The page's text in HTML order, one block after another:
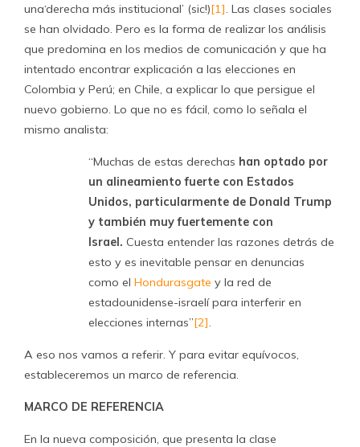
una‘derecha más institucional’ (sic!)[1]. Las clases sociales
se han olvidado. Pero es la forma de realizar los análisis
que predomina en los medios de comunicación y que ha
intentado encontrar explicación a las elecciones en
Colombia y Perú; en Chile, a explicar lo que persigue el
nuevo gobierno. Lo que no es fácil, como lo señala el
mismo analista:
“Muchas de estas derechas han optado por
un alineamiento fuerte con Estados
Unidos, particularmente de Donald Trump
y también muy fuertemente con
Israel. Cuesta entender las razones detrás de
esto y es inevitable pensar en denuncias
como el Hondurasgate y la red de
estadounidense-israelí para interferir en
elecciones internas”[2].
A eso nos vamos a referir. Y para evitar equívocos,
estableceremos un marco de referencia.
MARCO DE REFERENCIA
En la nueva composición, que presenta la clase